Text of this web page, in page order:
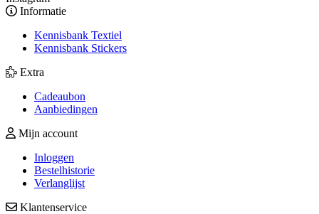
Informatie
Kennisbank Textiel
Kennisbank Stickers
Extra
Cadeaubon
Aanbiedingen
Mijn account
Inloggen
Bestelhistorie
Verlanglijst
Klantenservice